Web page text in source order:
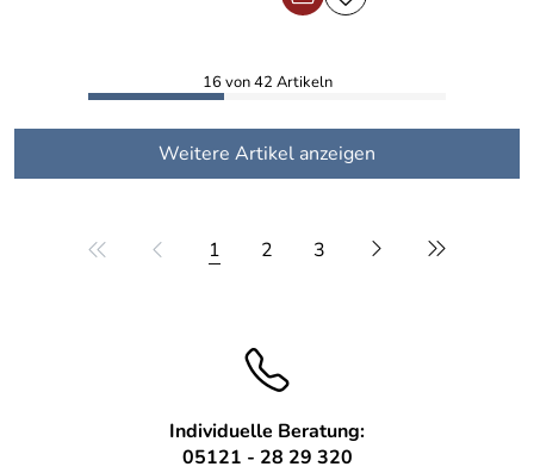
16 von 42 Artikeln
Weitere Artikel anzeigen
1 2 3
Individuelle Beratung:
05121 - 28 29 320